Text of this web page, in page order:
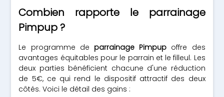
Combien rapporte le parrainage
Pimpup ?
Le programme de parrainage Pimpup offre des
avantages équitables pour le parrain et le filleul. Les
deux parties bénéficient chacune d'une réduction
de 5€, ce qui rend le dispositif attractif des deux
côtés. Voici le détail des gains :